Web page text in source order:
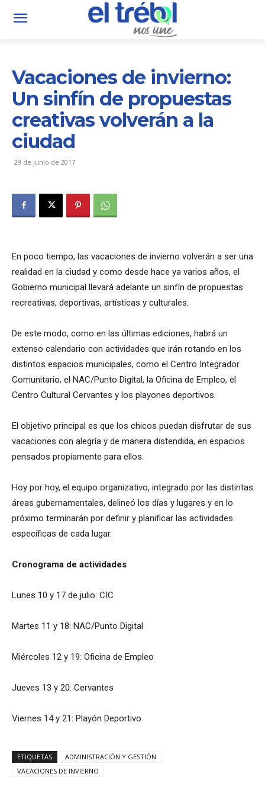
Vacaciones de invierno:
Un sinfín de propuestas
creativas volverán a la
ciudad
29 de junio de 2017
En poco tiempo, las vacaciones de invierno volverán a ser una
realidad en la ciudad y como desde hace ya varios años, el
Gobierno municipal llevará adelante un sinfín de propuestas
recreativas, deportivas, artísticas y culturales.
De este modo, como en las últimas ediciones, habrá un
extenso calendario con actividades que irán rotando en los
distintos espacios municipales, como el Centro Integrador
Comunitario, el NAC/Punto Digital, la Oficina de Empleo, el
Centro Cultural Cervantes y los playones deportivos.
El objetivo principal es que los chicos puedan disfrutar de sus
vacaciones con alegría y de manera distendida, en espacios
pensados propiamente para ellos.
Hoy por hoy, el equipo organizativo, integrado por las distintas
áreas gubernamentales, delineó los días y lugares y en lo
próximo terminarán por definir y planificar las actividades
específicas de cada lugar.
Cronograma de actividades
Lunes 10 y 17 de julio: CIC
Martes 11 y 18: NAC/Punto Digital
Miércoles 12 y 19: Oficina de Empleo
Jueves 13 y 20: Cervantes
Viernes 14 y 21: Playón Deportivo
ETIQUETAS
ADMINISTRACIÓN Y GESTIÓN
VACACIONES DE INVIERNO